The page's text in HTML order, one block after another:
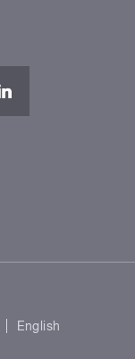
English